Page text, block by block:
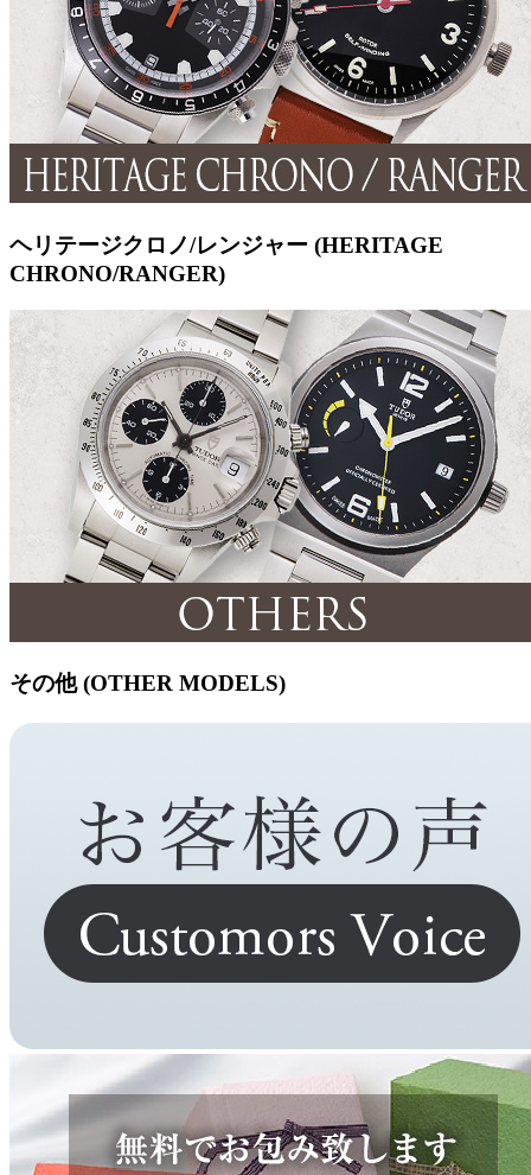
ヘリテージクロノ/レンジャー (HERITAGE
CHRONO/RANGER)
その他 (OTHER MODELS)